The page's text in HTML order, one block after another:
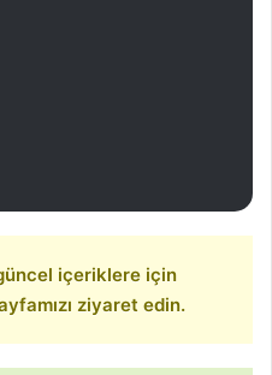
içeriklere için
ziyaret edin.